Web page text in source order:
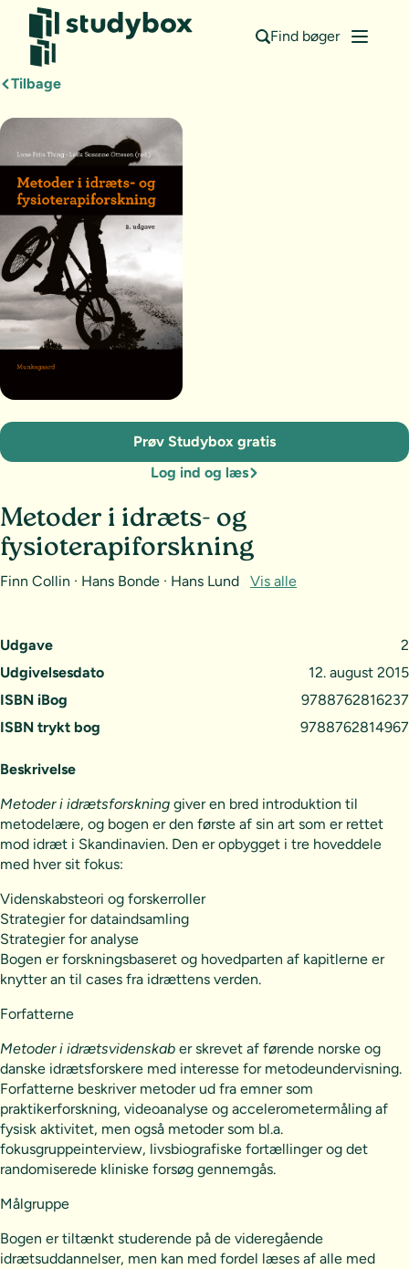
Find bøger
Tilbage
Udgave
2
Udgivelsesdato
12. august 2015
ISBN iBog
9788762816237
ISBN trykt bog
9788762814967
Metoder i idræts- og
fysioterapiforskning
Finn Collin · Hans Bonde · Hans Lund Vis alle
Prøv Studybox gratis
Log ind og læs
Beskrivelse
Metoder i idrætsforskning giver en bred introduktion til
metodelære, og bogen er den første af sin art som er rettet
mod idræt i Skandinavien. Den er opbygget i tre hoveddele
med hver sit fokus:
Videnskabsteori og forskerroller
Strategier for dataindsamling
Strategier for analyse
Bogen er forskningsbaseret og hovedparten af kapitlerne er
knytter an til cases fra idrættens verden.
Forfatterne
Metoder i idrætsvidenskab er skrevet af førende norske og
danske idrætsforskere med interesse for metodeundervisning.
Forfatterne beskriver metoder ud fra emner som
praktikerforskning, videoanalyse og accelerometermåling af
fysisk aktivitet, men også metoder som bl.a.
fokusgruppeinterview, livsbiografiske fortællinger og det
randomiserede kliniske forsøg gennemgås.
Målgruppe
Bogen er tiltænkt studerende på de videregående
idrætsuddannelser, men kan med fordel læses af alle med